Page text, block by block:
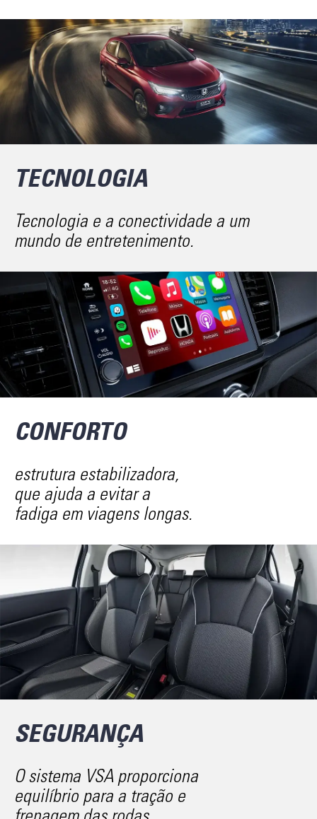
TECNOLOGIA
Tecnologia e a conectividade a um
mundo de entretenimento.
CONFORTO
estrutura estabilizadora,
que ajuda a evitar a
fadiga em viagens longas.
SEGURANÇA
O sistema VSA proporciona
equilíbrio para a tração e